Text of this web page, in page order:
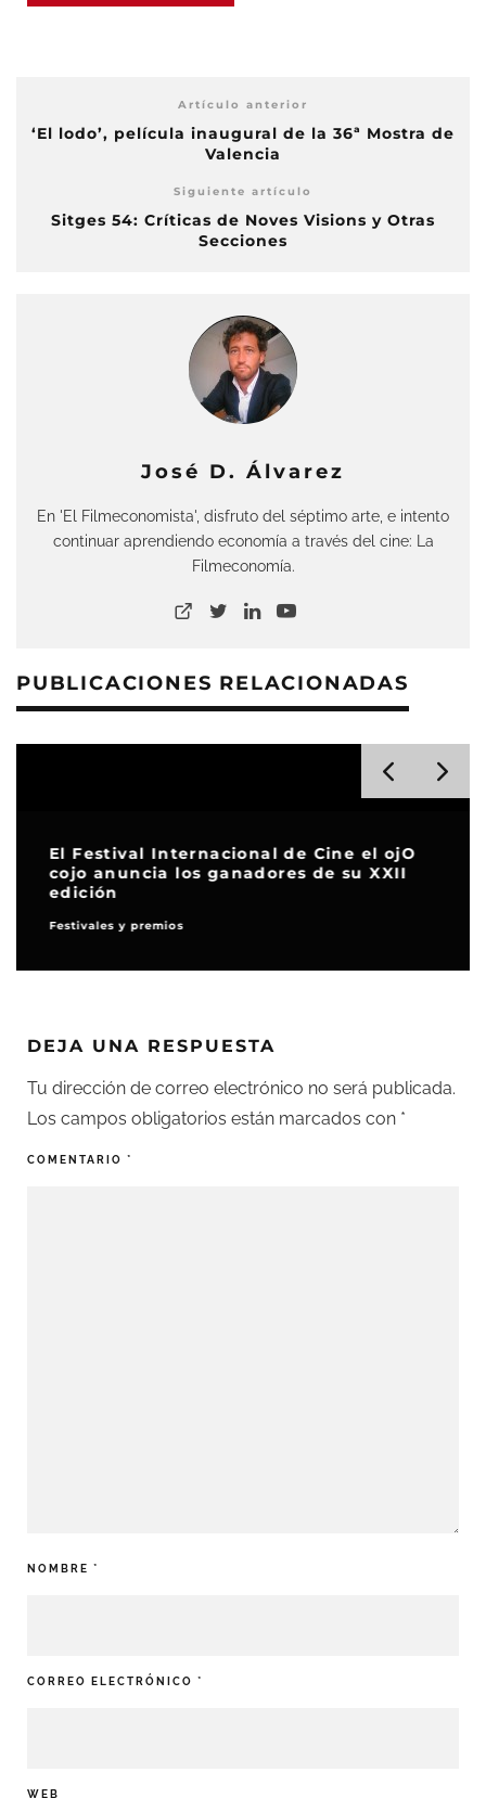
Artículo anterior
‘El lodo’, película inaugural de la 36ª Mostra de
Valencia
Siguiente artículo
Sitges 54: Críticas de Noves Visions y Otras
Secciones
José D. Álvarez
En 'El Filmeconomista', disfruto del séptimo arte, e intento
continuar aprendiendo economía a través del cine: La
Filmeconomía.
PUBLICACIONES RELACIONADAS
El Festival Internacional de Cine el ojO
cojo anuncia los ganadores de su XXII
edición
Festivales y premios
DEJA UNA RESPUESTA
Tu dirección de correo electrónico no será publicada.
Los campos obligatorios están marcados con *
COMENTARIO *
NOMBRE *
CORREO ELECTRÓNICO *
WEB